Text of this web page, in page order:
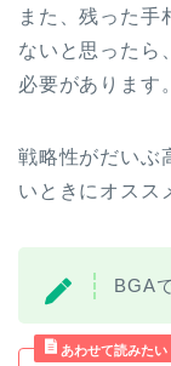
また、残った手
ないと思ったら
必要があります。
戦略性がだいぶ
いときにオスス
BGA